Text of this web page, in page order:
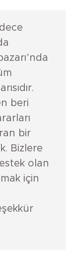
beri
bir
Bizlere
olan
için